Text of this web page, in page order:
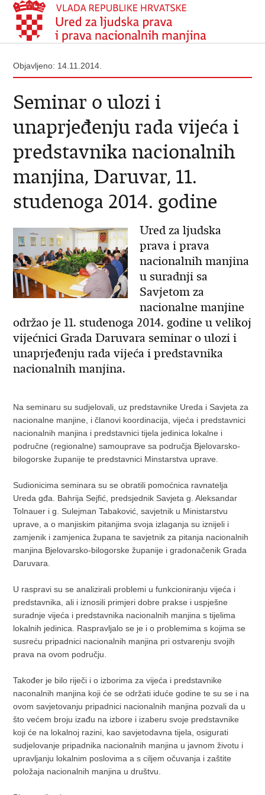
Objavljeno: 14.11.2014.
Seminar o ulozi i
unaprjeđenju rada vijeća i
predstavnika nacionalnih
manjina, Daruvar, 11.
studenoga 2014. godine
Ured za ljudska
prava i prava
nacionalnih manjina
u suradnji sa
Savjetom za
nacionalne manjine
održao je 11. studenoga 2014. godine u velikoj
vijećnici Grada Daruvara seminar o ulozi i
unaprjeđenju rada vijeća i predstavnika
nacionalnih manjina.
Na seminaru su sudjelovali, uz predstavnike Ureda i Savjeta za
nacionalne manjine, i članovi koordinacija, vijeća i predstavnici
nacionalnih manjina i predstavnici tijela jedinica lokalne i
područne (regionalne) samouprave sa područja Bjelovarsko-
bilogorske županije te predstavnici Minstarstva uprave.
Sudionicima seminara su se obratili pomoćnica ravnatelja
Ureda gđa. Bahrija Sejfić, predsjednik Savjeta g. Aleksandar
Tolnauer i g. Sulejman Tabaković, savjetnik u Ministarstvu
uprave, a o manjiskim pitanjima svoja izlaganja su iznijeli i
zamjenik i zamjenica župana te savjetnik za pitanja nacionalnih
manjina Bjelovarsko-bilogorske županije i gradonačenik Grada
Daruvara.
U raspravi su se analizirali problemi u funkcioniranju vijeća i
predstavnika, ali i iznosili primjeri dobre prakse i uspješne
suradnje vijeća i predstavnika nacionalnih manjina s tijelima
lokalnih jedinica. Raspravljalo se je i o problemima s kojima se
susreću pripadnici nacionalnih manjina pri ostvarenju svojih
prava na ovom području.
Također je bilo riječi i o izborima za vijeća i predstavnike
naconalnih manjina koji će se održati iduće godine te su se i na
ovom savjetovanju pripadnici nacionalnih manjina pozvali da u
što većem broju izađu na izbore i izaberu svoje predstavnike
koji će na lokalnoj razini, kao savjetodavna tijela, osigurati
sudjelovanje pripadnika nacionalnih manjina u javnom životu i
upravljanju lokalnim poslovima a s ciljem očuvanja i zaštite
položaja nacionalnih manjina u društvu.